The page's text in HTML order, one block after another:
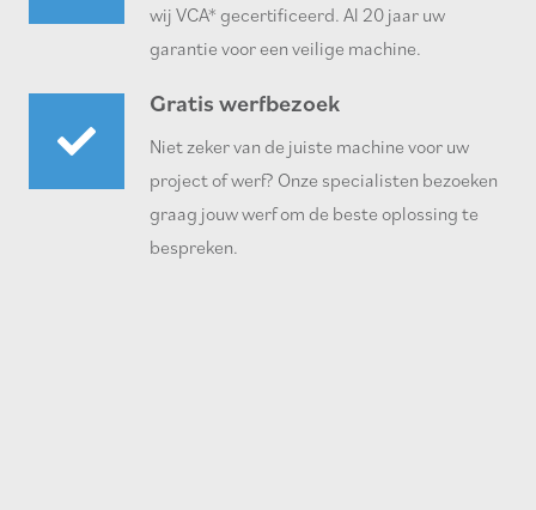
wij VCA* gecertificeerd. Al 20 jaar uw
garantie voor een veilige machine.
Gratis werfbezoek
Niet zeker van de juiste machine voor uw
project of werf? Onze specialisten bezoeken
graag jouw werf om de beste oplossing te
bespreken.